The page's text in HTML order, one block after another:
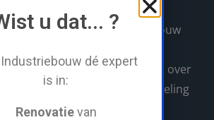
kan u op CCL-Industriebouw
partner voor al uw
CCL-Industriebouw beschikt over
machinepark, atelier, lasafdeling
waarmee ALLES wat
u dat... ?
Industriebouw dé expert
is in:
Renovatievan